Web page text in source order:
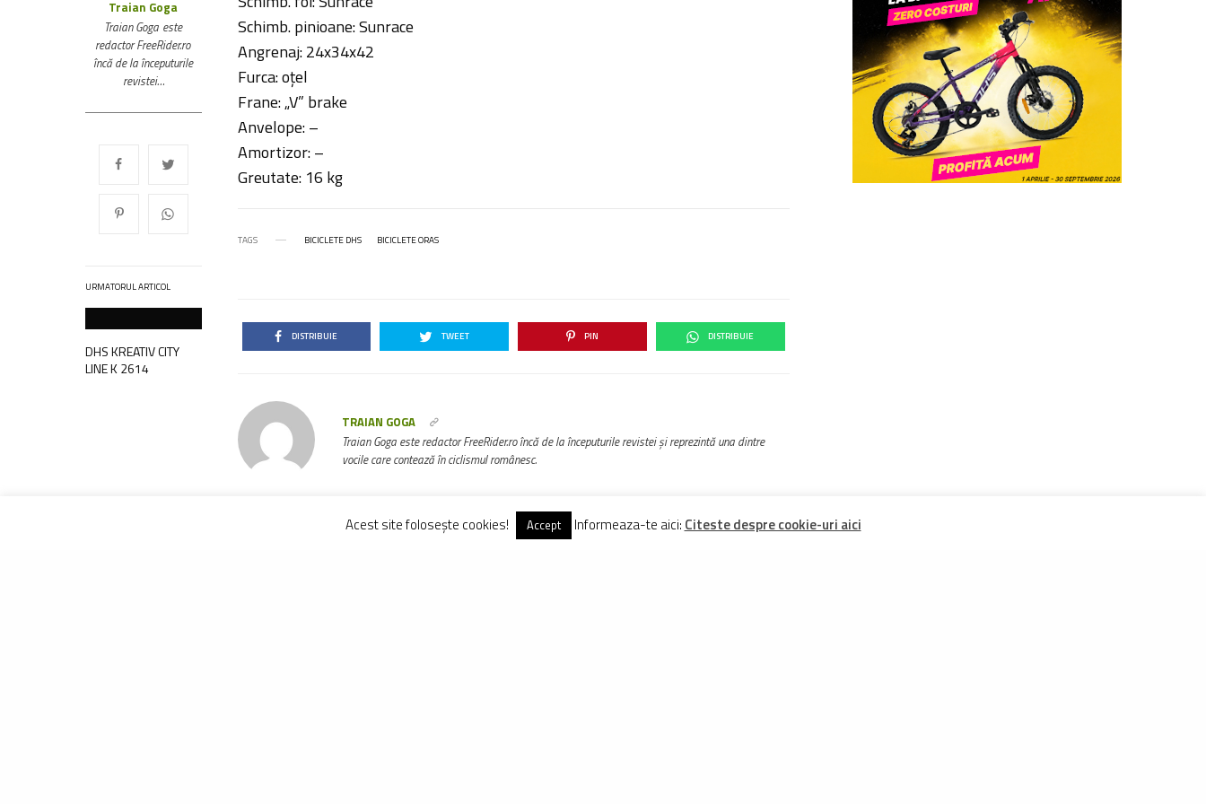
Traian Goga
Traian Goga este
redactor FreeRider.ro
încă de la începuturile
revistei…
URMATORUL ARTICOL
DHS KREATIV CITY
LINE K 2614
Schimb. pinioane: Sunrace
Angrenaj: 24x34x42
Furca: oțel
Frane: „V” brake
Anvelope: –
Amortizor: –
Greutate: 16 kg
TAGS BICICLETE DHS BICICLETE ORAS
TRAIAN GOGA
Traian Goga este redactor FreeRider.ro încă de la începuturile revistei și reprezintă una dintre
vocile care contează în ciclismul românesc.
DISTRIBUIE TWEET PIN DISTRIBUIE
Acest site folosește cookies! Accept Informeaza-te aici: Citeste despre cookie-uri aici